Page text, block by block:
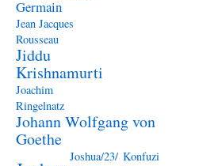
Germain
Jean Jacques
Rousseau
Jiddu
Krishnamurti
Joachim
Ringelnatz
Johann Wolfgang von
Goethe
Joshua/23/ Konfuzi